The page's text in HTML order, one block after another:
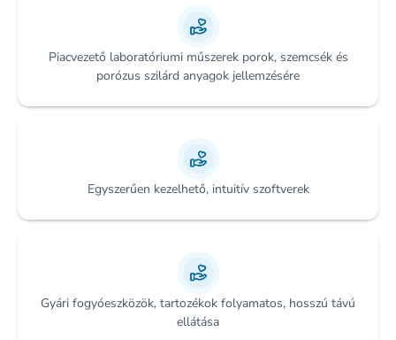
Piacvezető laboratóriumi műszerek porok, szemcsék és
porózus szilárd anyagok jellemzésére
Egyszerűen kezelhető, intuitív szoftverek
Gyári fogyóeszközök, tartozékok folyamatos, hosszú távú
ellátása